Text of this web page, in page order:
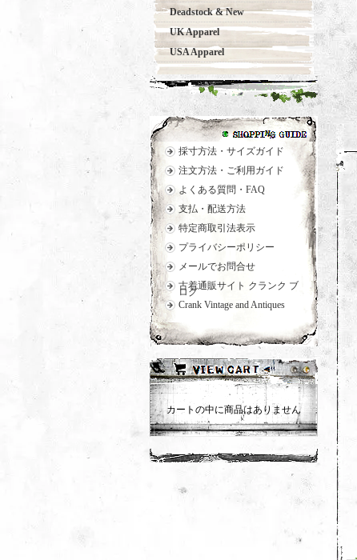
Deadstock & New
UK Apparel
USA Apparel
採寸方法・サイズガイド
注文方法・ご利用ガイド
よくある質問・FAQ
支払・配送方法
特定商取引法表示
プライバシーポリシー
メールでお問合せ
古着通販サイト クランク ブ
ログ
Crank Vintage and Antiques
カートの中に商品はありません